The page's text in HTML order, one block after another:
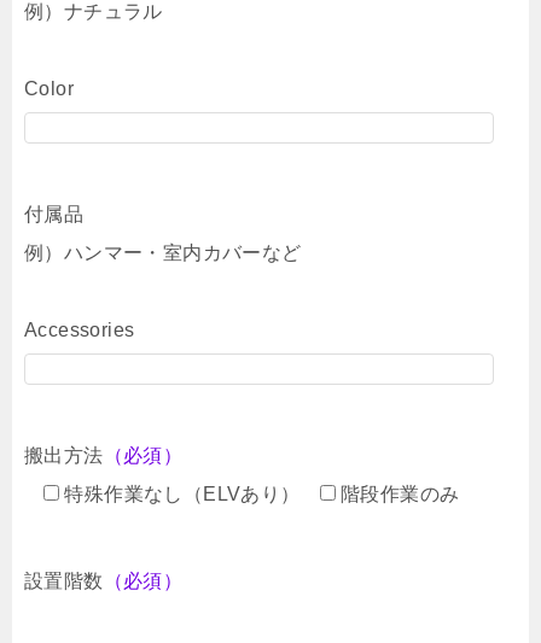
例）ナチュラル
Color
付属品
例）ハンマー・室内カバーなど
Accessories
搬出方法 （必須）
特殊作業なし（ELVあり）
階段作業のみ
設置階数 （必須）